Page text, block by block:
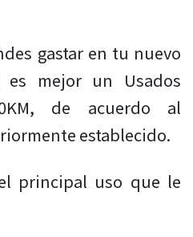
gastar en tu nuevo
es mejor un Usados
de acuerdo al
establecido.
principal uso que le